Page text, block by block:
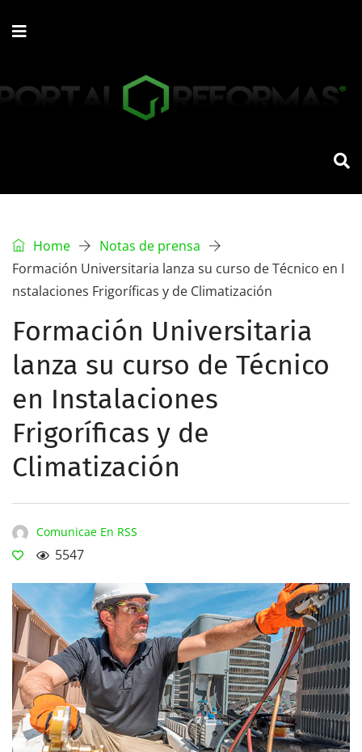
Home
Notas de prensa
Formación Universitaria lanza su curso de Técnico en I
nstalaciones Frigoríficas y de Climatización
Formación Universitaria
lanza su curso de Técnico
en Instalaciones
Frigoríficas y de
Climatización
Comunicae En RSS
5547